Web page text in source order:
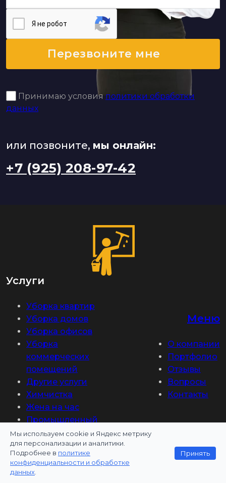
Я нe poбoт
Перезвоните мне
Принимаю условия политики обработки
данных
или позвоните, мы онлайн:
+7 (925) 208-97-42
Услуги
Уборка квартир
Уборка домов
Уборка офисов
Уборка
коммерческих
помещений
Другие услуги
Химчистка
Жена на час
Промышленный
альпинизм
Меню
О компании
Портфолио
Отзывы
Вопросы
Контакты
Наша цель:
Мы используем cookie и Яндекс метрику
для персонализации и аналитики.
Подробнее в политике
конфиденциальности и обработке
данных
Принять